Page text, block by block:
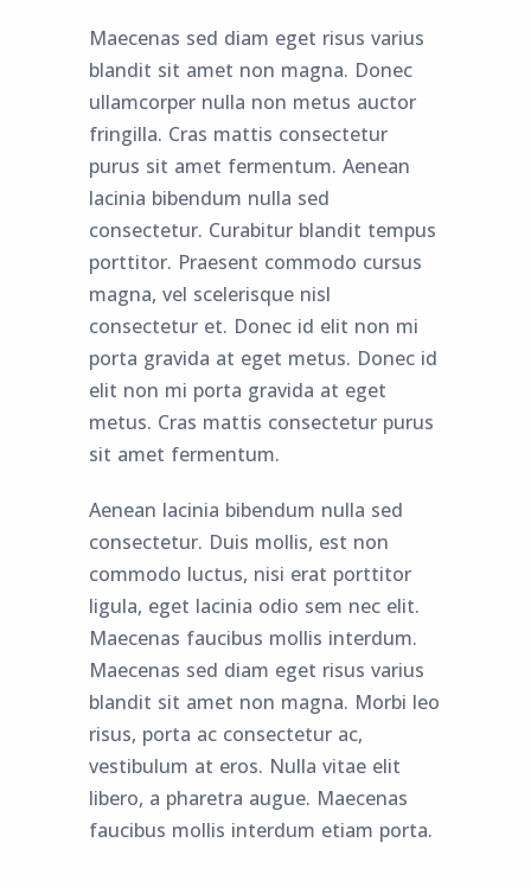
Maecenas sed diam eget risus varius
blandit sit amet non magna. Donec
ullamcorper nulla non metus auctor
fringilla. Cras mattis consectetur
purus sit amet fermentum. Aenean
lacinia bibendum nulla sed
consectetur. Curabitur blandit tempus
porttitor. Praesent commodo cursus
magna, vel scelerisque nisl
consectetur et. Donec id elit non mi
porta gravida at eget metus. Donec id
elit non mi porta gravida at eget
metus. Cras mattis consectetur purus
sit amet fermentum.
Aenean lacinia bibendum nulla sed
consectetur. Duis mollis, est non
commodo luctus, nisi erat porttitor
ligula, eget lacinia odio sem nec elit.
Maecenas faucibus mollis interdum.
Maecenas sed diam eget risus varius
blandit sit amet non magna. Morbi leo
risus, porta ac consectetur ac,
vestibulum at eros. Nulla vitae elit
libero, a pharetra augue. Maecenas
faucibus mollis interdum etiam porta.